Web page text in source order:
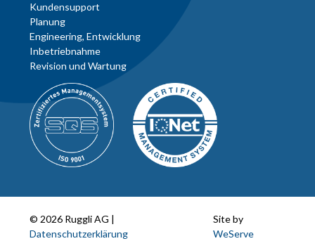
Kundensupport
Planung
Engineering, Entwicklung
Inbetriebnahme
Revision und Wartung
© 2026 Ruggli AG |
Datenschutzerklärung
Site by
WeServe